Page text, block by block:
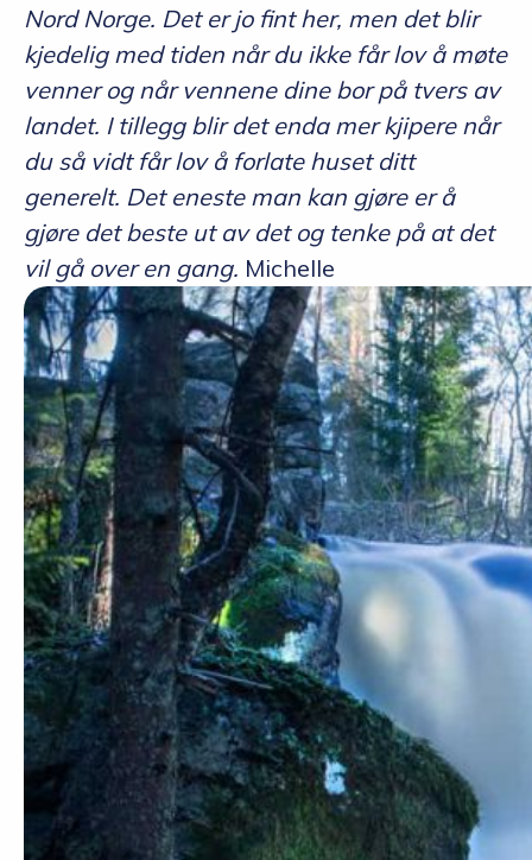
Nord Norge. Det er jo fint her, men det blir
kjedelig med tiden når du ikke får lov å møte
venner og når vennene dine bor på tvers av
landet. I tillegg blir det enda mer kjipere når
du så vidt får lov å forlate huset ditt
generelt. Det eneste man kan gjøre er å
gjøre det beste ut av det og tenke på at det
vil gå over en gang. Michelle